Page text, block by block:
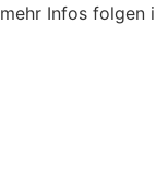
mehr Infos folgen